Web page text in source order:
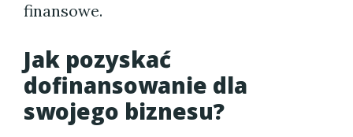
finansowe.
Jak pozyskać
dofinansowanie dla
swojego biznesu?